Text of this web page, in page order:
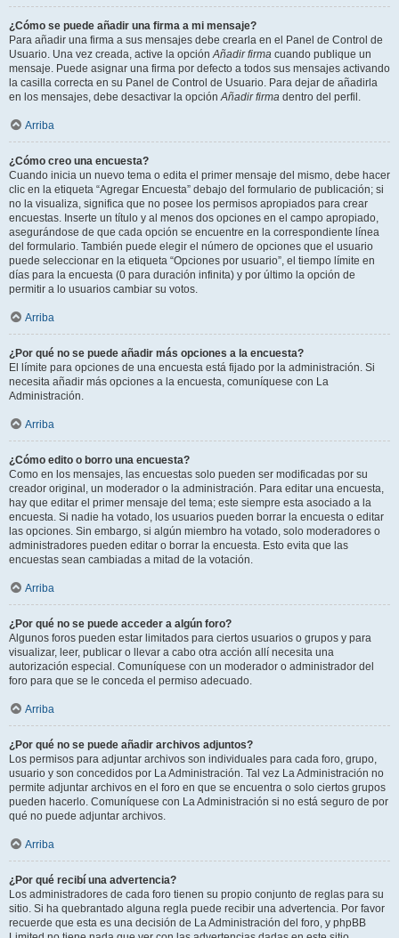
¿Cómo se puede añadir una firma a mi mensaje?
Para añadir una firma a sus mensajes debe crearla en el Panel de Control de
Usuario. Una vez creada, active la opciónAñadir firma cuando publique un
mensaje. Puede asignar una firma por defecto a todos sus mensajes activando
la casilla correcta en su Panel de Control de Usuario. Para dejar de añadirla
en los mensajes, debe desactivar la opciónAñadir firma dentro del perfil.
Arriba
¿Cómo creo una encuesta?
Cuando inicia un nuevo tema o edita el primer mensaje del mismo, debe hacer
clic en la etiqueta “Agregar Encuesta” debajo del formulario de publicación; si
no la visualiza, significa que no posee los permisos apropiados para crear
encuestas. Inserte un título y al menos dos opciones en el campo apropiado,
asegurándose de que cada opción se encuentre en la correspondiente línea
del formulario. También puede elegir el número de opciones que el usuario
puede seleccionar en la etiqueta “Opciones por usuario”, el tiempo límite en
días para la encuesta (0 para duración infinita) y por último la opción de
permitir a lo usuarios cambiar su votos.
Arriba
¿Por qué no se puede añadir más opciones a la encuesta?
El límite para opciones de una encuesta está fijado por la administración. Si
necesita añadir más opciones a la encuesta, comuníquese con La
Administración.
Arriba
¿Cómo edito o borro una encuesta?
Como en los mensajes, las encuestas solo pueden ser modificadas por su
creador original, un moderador o la administración. Para editar una encuesta,
hay que editar el primer mensaje del tema; este siempre esta asociado a la
encuesta. Si nadie ha votado, los usuarios pueden borrar la encuesta o editar
las opciones. Sin embargo, si algún miembro ha votado, solo moderadores o
administradores pueden editar o borrar la encuesta. Esto evita que las
encuestas sean cambiadas a mitad de la votación.
Arriba
¿Por qué no se puede acceder a algún foro?
Algunos foros pueden estar limitados para ciertos usuarios o grupos y para
visualizar, leer, publicar o llevar a cabo otra acción allí necesita una
autorización especial. Comuníquese con un moderador o administrador del
foro para que se le conceda el permiso adecuado.
Arriba
¿Por qué no se puede añadir archivos adjuntos?
Los permisos para adjuntar archivos son individuales para cada foro, grupo,
usuario y son concedidos por La Administración. Tal vez La Administración no
permite adjuntar archivos en el foro en que se encuentra o solo ciertos grupos
pueden hacerlo. Comuníquese con La Administración si no está seguro de por
qué no puede adjuntar archivos.
Arriba
¿Por qué recibí una advertencia?
Los administradores de cada foro tienen su propio conjunto de reglas para su
sitio. Si ha quebrantado alguna regla puede recibir una advertencia. Por favor
recuerde que esta es una decisión de La Administración del foro, y phpBB